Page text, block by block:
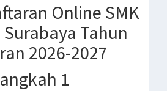
Online SMK
Surabaya Tahun
2026-2027
1